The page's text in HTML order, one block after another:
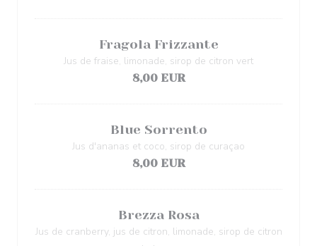
Fragola Frizzante
Jus de fraise, limonade, sirop de citron vert
8,00 EUR
Blue Sorrento
Jus d'ananas et coco, sirop de curaçao
8,00 EUR
Brezza Rosa
Jus de cranberry, jus de citron, limonade, sirop de citron